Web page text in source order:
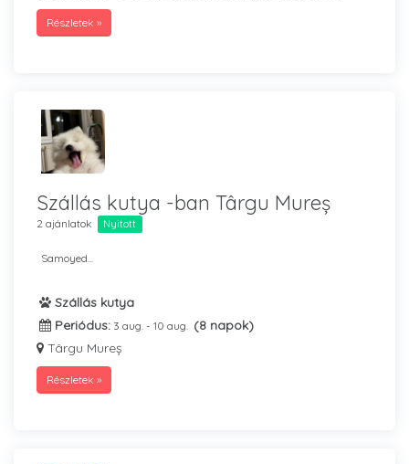
Részletek »
Szállás kutya -ban Târgu Mureș
2 ajánlatok Nyitott
Samoyed...
Szállás kutya
Periódus: 3 aug. - 10 aug. (8 napok)
Târgu Mureș
Részletek »